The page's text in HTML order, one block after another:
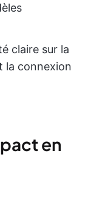
claire sur la
la connexion
en